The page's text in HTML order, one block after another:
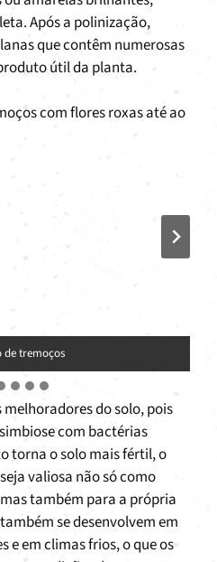
Após a polinização,
que contêm numerosas
útil da planta.
de tremoços
do solo, pois
com bactérias
torna o solo mais fértil, o
valiosa não só como
também para a própria
se desenvolvem em
e em climas frios, o que os